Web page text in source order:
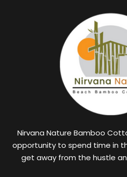
Nirvana Nature Bamboo
opportunity to spend time in
get away from the hustle